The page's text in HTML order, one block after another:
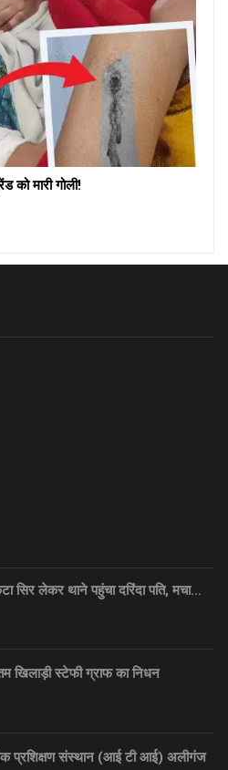
मारी गोली!
सिर लेकर थाने पहुंचा दरिंदा पति, मचा…
खिलाड़ी स्टेफी ग्राफ का निधन
प्रशिक्षण संस्थान (आई टी आई) अलीगंज